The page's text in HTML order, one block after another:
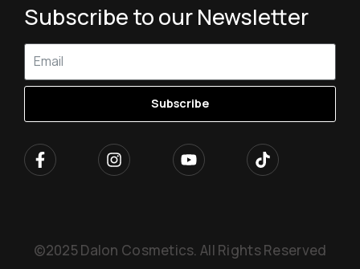
Subscribe to our Newsletter
Subscribe
©2025 Dalon Cosmetics. All Rights Reserved